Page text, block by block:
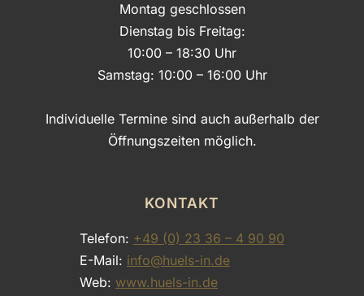
Montag geschlossen
Dienstag bis Freitag:
10:00 – 18:30 Uhr
Samstag: 10:00 – 16:00 Uhr
Individuelle Termine sind auch außerhalb der
Öffnungszeiten möglich.
KONTAKT
Telefon: +49 (0) 23 36 – 4 90 90
E-Mail: info@huels-in.de
Web: www.huels-in.de